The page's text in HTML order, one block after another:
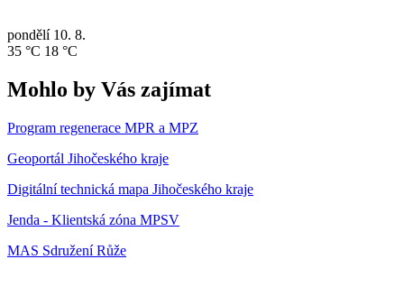
pondělí 10. 8.
35 °C 18 °C
Mohlo by Vás zajímat
Program regenerace MPR a MPZ
Geoportál Jihočeského kraje
Digitální technická mapa Jihočeského kraje
Jenda - Klientská zóna MPSV
MAS Sdružení Růže